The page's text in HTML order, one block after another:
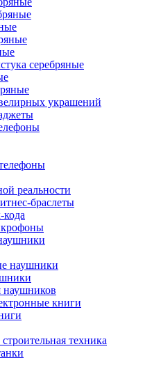
серебряные
украшений
реальности
браслеты
наушники
наушников
книги
техника